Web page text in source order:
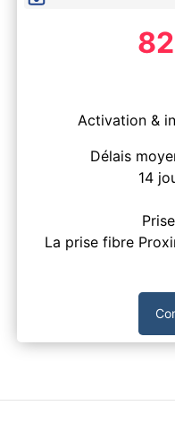
82
Activation &
Délais
14
La prise fibre